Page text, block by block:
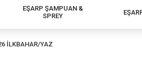
EŞARP ŞAMPUAN &
SPREY
İLKBAHAR/YAZ